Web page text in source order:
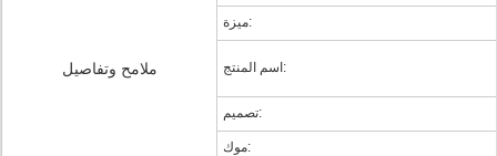
ملامح وتفاصيل
ميزة:
اسم المنتج:
تصميم:
موك: